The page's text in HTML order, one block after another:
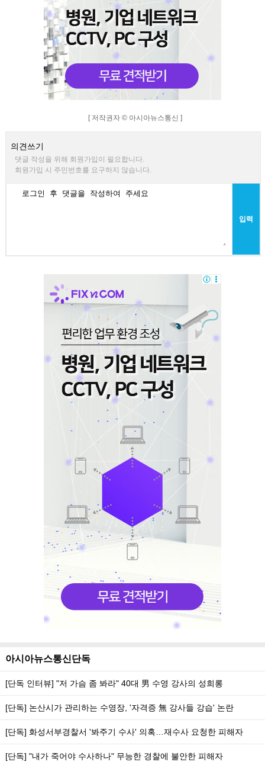
[ 저작권자 © 아시아뉴스통신 ]
의견쓰기
댓글 작성을 위해 회원가입이 필요합니다.
회원가입 시 주민번호를 요구하지 않습니다.
입력
아시아뉴스통신단독
[단독 인터뷰] "저 가슴 좀 봐라" 40대 男 수영 강사의 성희롱
[단독] 논산시가 관리하는 수영장, '자격증 無 강사들 강습' 논란
[단독] 화성서부경찰서 '봐주기 수사' 의혹…재수사 요청한 피해자
[단독] "내가 죽어야 수사하나" 무능한 경찰에 불안한 피해자